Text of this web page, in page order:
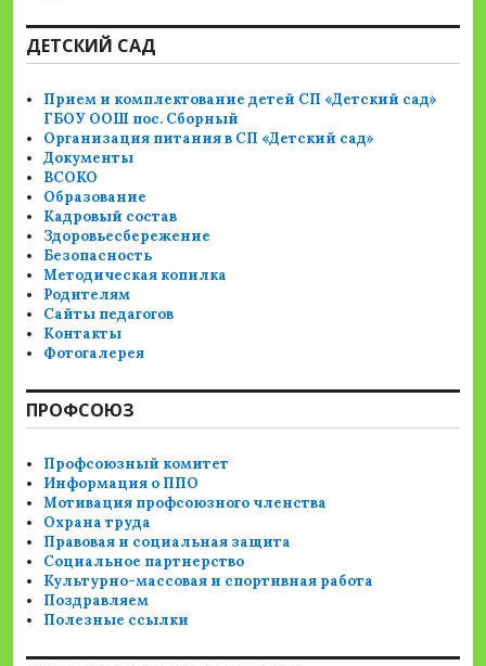
ДЕТСКИЙ САД
Прием и комплектование детей СП «Детский сад»
ГБОУ ООШ пос. Сборный
Организация питания в СП «Детский сад»
Документы
ВСОКО
Образование
Кадровый состав
Здоровьесбережение
Безопасность
Методическая копилка
Родителям
Сайты педагогов
Контакты
Фотогалерея
ПРОФСОЮЗ
Профсоюзный комитет
Информация о ППО
Мотивация профсоюзного членства
Охрана труда
Правовая и социальная защита
Социальное партнерство
Культурно-массовая и спортивная работа
Поздравляем
Полезные ссылки